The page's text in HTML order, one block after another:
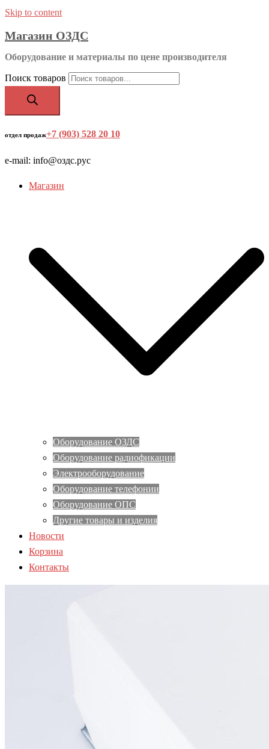
Skip to content
Магазин ОЗДС
Оборудование и материалы по цене производителя
Поиск товаров
отдел продаж+7 (903) 528 20 10
e-mail: info@оздс.рус
Магазин
Оборудование ОЗДС
Оборудование радиофикации
Электрооборудование
Оборудование телефонии
Оборудование ОПС
Другие товары и изделия
Новости
Корзина
Контакты